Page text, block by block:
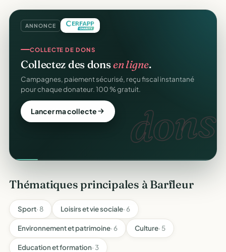
ANNONCE
dons.
COLLECTE DE DONS
Collectez des donsen ligne.
Campagnes, paiement sécurisé, reçu fiscal instantané
pour chaque donateur. 100 % gratuit.
Lancer ma collecte
Thématiques principales à Barfleur
Sport· 8 Loisirs et vie sociale· 6
Environnement et patrimoine· 6 Culture· 5
Education et formation· 3